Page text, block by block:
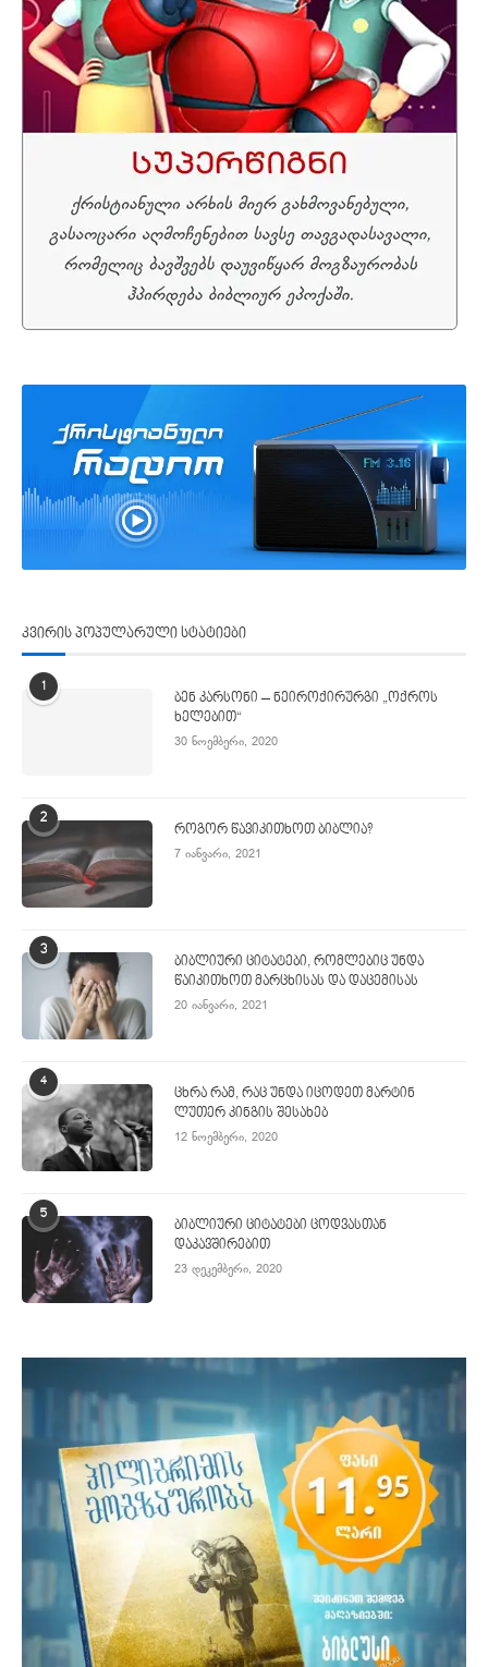
კვირის პოპულარული სტატიები
1
ბენ კარსონი – ნეიროქირურგი „ოქროს
ხელებით“
30 ნოემბერი, 2020
2
როგორ წავიკითხოთ ბიბლია?
7 იანვარი, 2021
3
ბიბლიური ციტატები, რომლებიც უნდა
წაიკითხოთ მარცხისას და დაცემისას
20 იანვარი, 2021
4
ცხრა რამ, რაც უნდა იცოდეთ მარტინ
ლუთერ კინგის შესახებ
12 ნოემბერი, 2020
5
ბიბლიური ციტატები ცოდვასთან
დაკავშირებით
23 დეკემბერი, 2020